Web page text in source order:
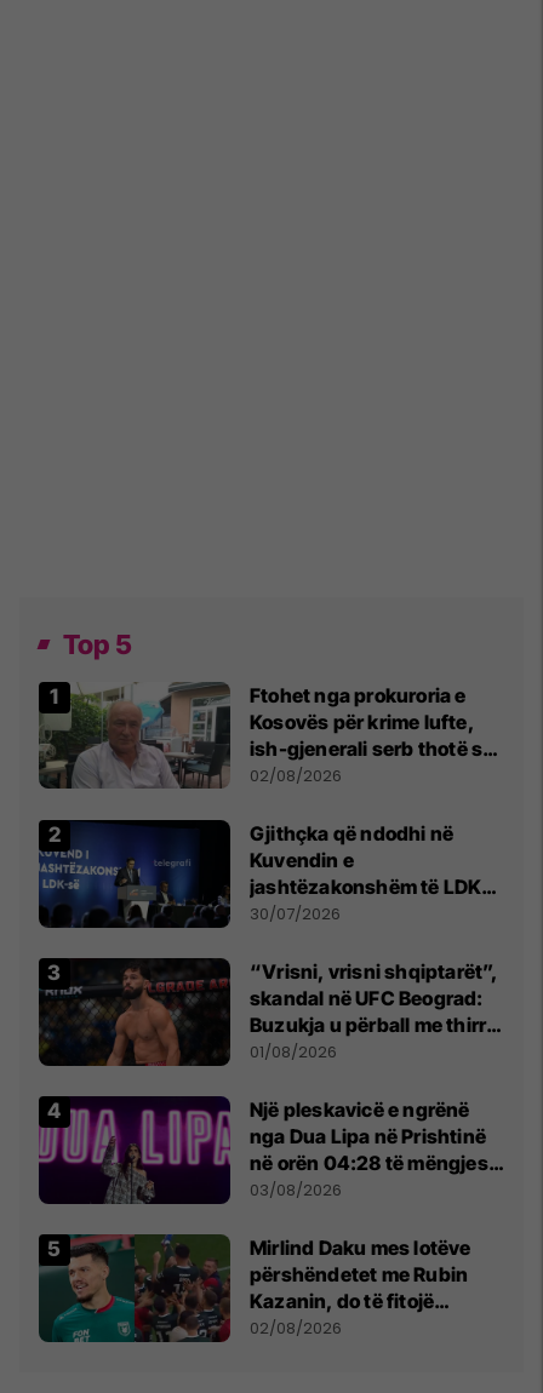
Top 5
Ftohet nga prokuroria e
Kosovës për krime lufte,
ish-gjenerali serb thotë se
dikush e tradhtoi në
02/08/2026
Gjithçka që ndodhi në
Kuvendin e
jashtëzakonshëm të LDK-
së
30/07/2026
“Vrisni, vrisni shqiptarët”,
skandal në UFC Beograd:
Buzukja u përball me thirrje
anti-shqiptare nga
01/08/2026
Një pleskavicë e ngrënë
nga Dua Lipa në Prishtinë
në orën 04:28 të mëngjesit
- dhe bota digjitale serbe
03/08/2026
Mirlind Daku mes lotëve
përshëndetet me Rubin
Kazanin, do të fitojë
miliona te Spartak Moska
02/08/2026